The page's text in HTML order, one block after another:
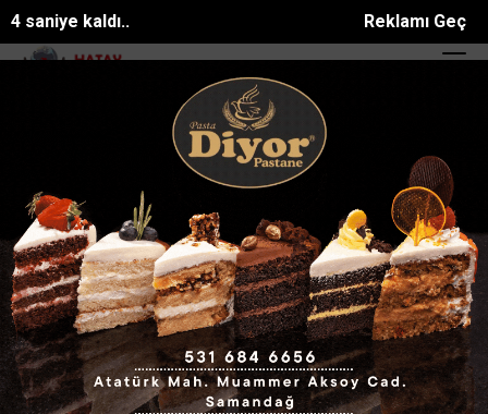
Reklamı Geç
4 saniye kaldı..
Güreşi Festivalinde güreş ağası Türk Devl...
Süleyman GÖKSU
SÜLEYMAN GÖKSU
Mail:suleymangoksu@gmail.com